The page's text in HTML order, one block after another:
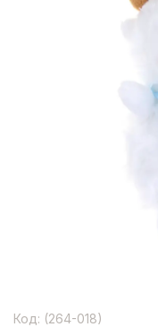
Код: (264-018)